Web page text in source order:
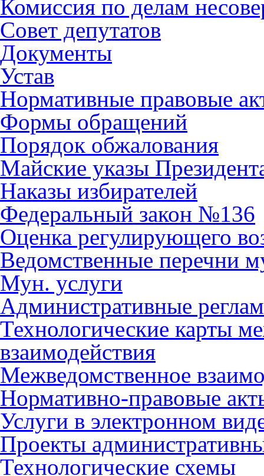
Комиссия по делам
Совет депутатов
Документы
Устав
Нормативные правовые
Формы обращений
Порядок обжалования
Майские указы
Наказы избирателей
Федеральный закон №136
Оценка регулирующего
Ведомственные перечни
Мун. услуги
Административные
Технологические карты
взаимодействия
Межведомственное
Нормативно-правовые
Услуги в электронном
Проекты
Технологические схемы